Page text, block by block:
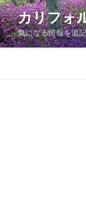
コ
ン
テ
ン
カリフォ
気になる情報を追